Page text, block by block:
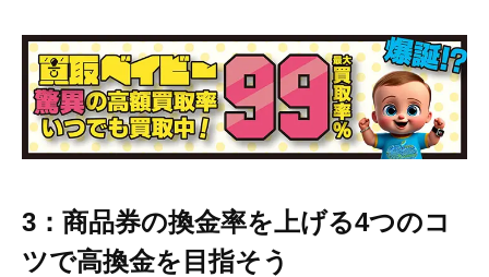
3：商品券の換金率を上げる4つのコ
ツで高換金を目指そう